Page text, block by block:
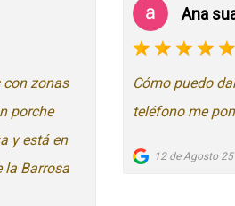
zonas
porche
y está en
la Barrosa
Ana
Cómo puedo
teléfono me
12 de Agosto 25